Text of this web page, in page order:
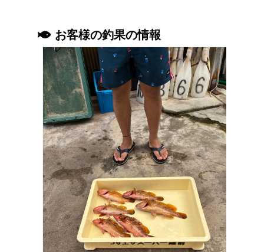
お客様の釣果の情報